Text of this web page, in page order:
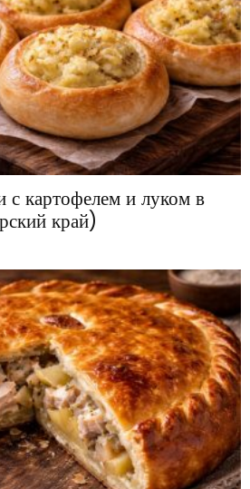
с картофелем и луком в
край)